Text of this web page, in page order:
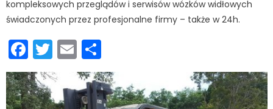
kompleksowych przeglądów i serwisów wózków widłowych
świadczonych przez profesjonalne firmy – także w 24h.
Facebook
Twitter
Email
się